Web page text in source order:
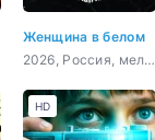
Женщина в белом
2026, Россия, мелодрама, детектив
HD